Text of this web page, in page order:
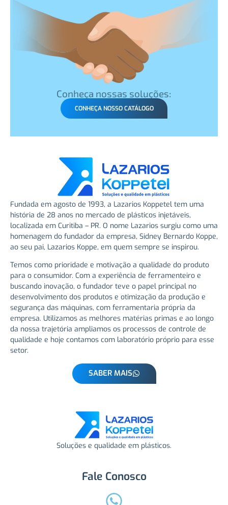
Conheça nossas soluções:
CONHEÇA NOSSO CATÁLOGO
Fundada em agosto de 1993, a Lazarios Koppetel tem uma
história de 28 anos no mercado de plásticos injetáveis,
localizada em Curitiba – PR. O nome Lazarios surgiu como uma
homenagem do fundador da empresa, Sidney Bernardo Koppe,
ao seu pai, Lazarios Koppe, em quem sempre se inspirou.
Temos como prioridade e motivação a qualidade do produto
para o consumidor. Com a experiência de ferramenteiro e
buscando inovação, o fundador teve o papel principal no
desenvolvimento dos produtos e otimização da produção e
segurança das máquinas, com ferramentaria própria da
empresa. Utilizamos as melhores matérias primas e ao longo
da nossa trajetória ampliamos os processos de controle de
qualidade e hoje contamos com laboratório próprio para esse
setor.
SABER MAIS
Soluções e qualidade em plásticos.
Fale Conosco